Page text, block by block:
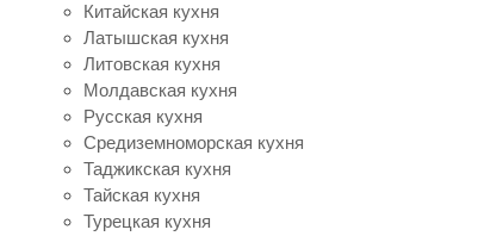
Китайская кухня
Латышская кухня
Литовская кухня
Молдавская кухня
Русская кухня
Средиземноморская кухня
Таджикская кухня
Тайская кухня
Турецкая кухня